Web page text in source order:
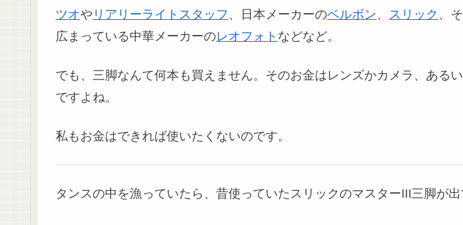
ツオや リアリーライトスタッフ 、日本メーカーのベルボン、 スリック 、
広まっている中華メーカーのレオフォト などなど。
でも、三脚なんて何本も買えません。そのお金はレンズかカメラ、ある
ですよね。
私もお金はできれば使いたくないのです。
タンスの中を漁っていたら、昔使っていたスリックのマスターIII三脚が出